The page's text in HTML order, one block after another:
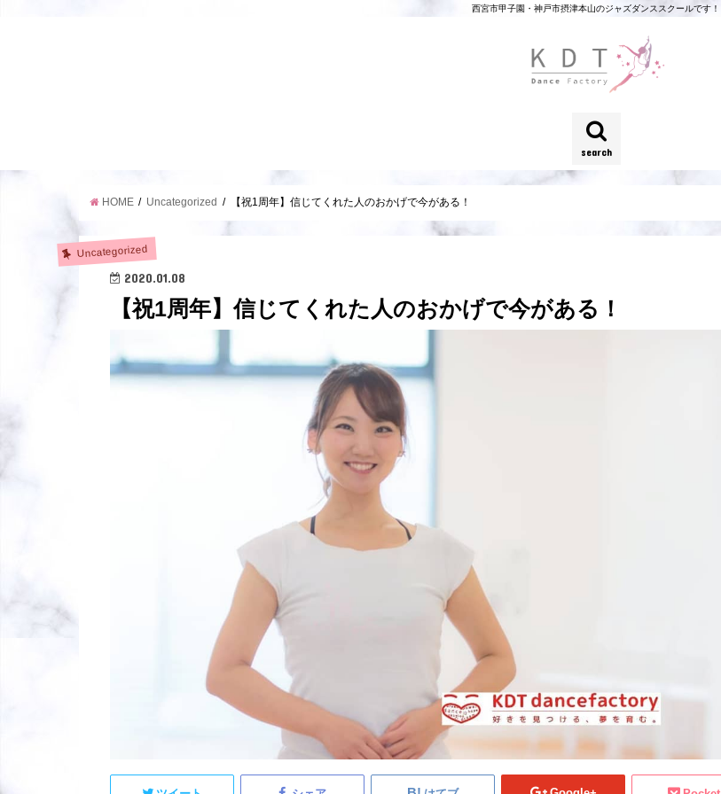
西宮市甲子園・神戸市摂津本山のジャズダンススクールです！
search
HOME Uncategorized 【祝1周年】信じてくれた人のおかげで今がある！
Uncategorized
2020.01.08
【祝1周年】信じてくれた人のおかげで今がある！